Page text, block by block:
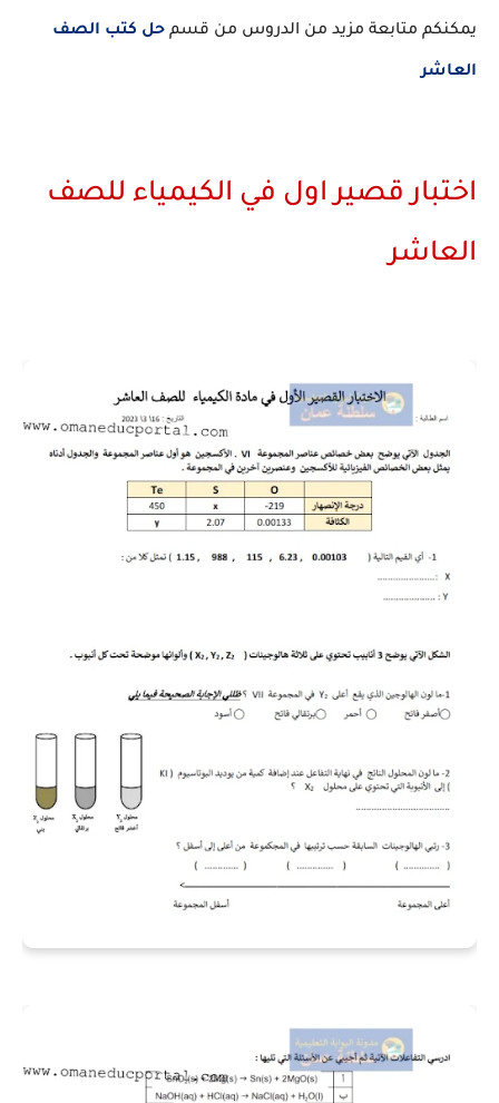
يمكنكم متابعة مزيد من الدروس من قسم حل كتب الصف
العاشر
اختبار قصير اول في الكيمياء للصف
العاشر